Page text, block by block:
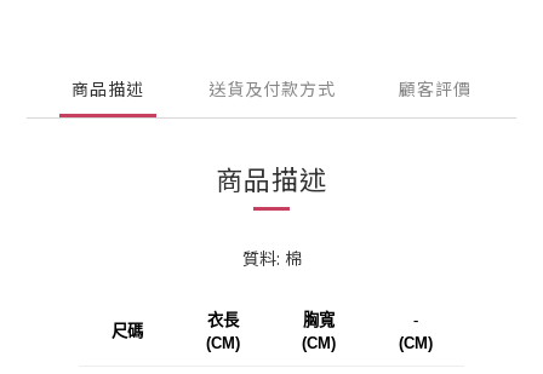
商品描述 送貨及付款方式 顧客評價
商品描述
質料: 棉
尺碼
衣長
(CM)
胸寬
(CM)
-
(CM)